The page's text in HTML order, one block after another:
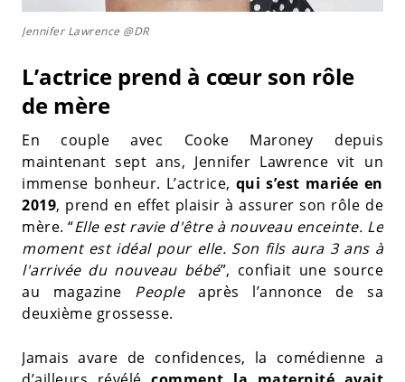
Jennifer Lawrence @DR
L’actrice prend à cœur son rôle
de mère
En couple avec Cooke Maroney depuis
maintenant sept ans, Jennifer Lawrence vit un
immense bonheur. L’actrice, qui s’est mariée en
2019, prend en effet plaisir à assurer son rôle de
mère. “Elle est ravie d'être à nouveau enceinte. Le
moment est idéal pour elle. Son fils aura 3 ans à
l'arrivée du nouveau bébé”, confiait une source
au magazine Peopleaprès l’annonce de sa
deuxième grossesse.
Jamais avare de confidences, la comédienne a